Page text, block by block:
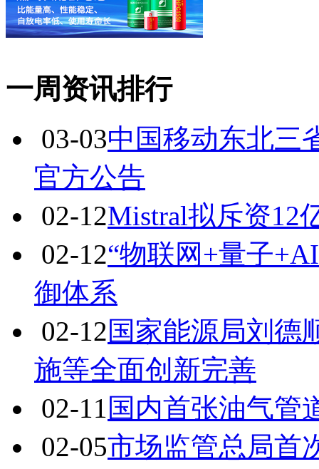
一周资讯排行
03-03中国移动东北三
官方公告
02-12Mistral拟斥资12
02-12“物联网+量子
御体系
02-12国家能源局刘德
施等全面创新完善
02-11 国内首张油气管
02-05市场监管总局首